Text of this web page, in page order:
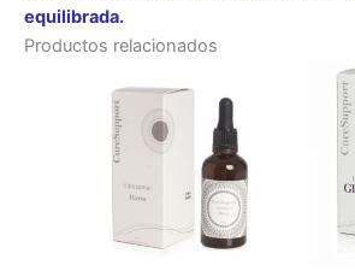
equilibrada.
Productos relacionados